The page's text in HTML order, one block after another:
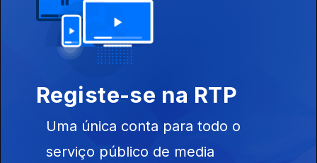
Mundo Secreto - "Jammin'"
03 jul. 2026
quarto álbum de estúdio, a editar no final do ano.
Malva - "Antes de Mais"
02 jul. 2026
Registe-se na RTP
Uma única conta para todo o
serviço público de media